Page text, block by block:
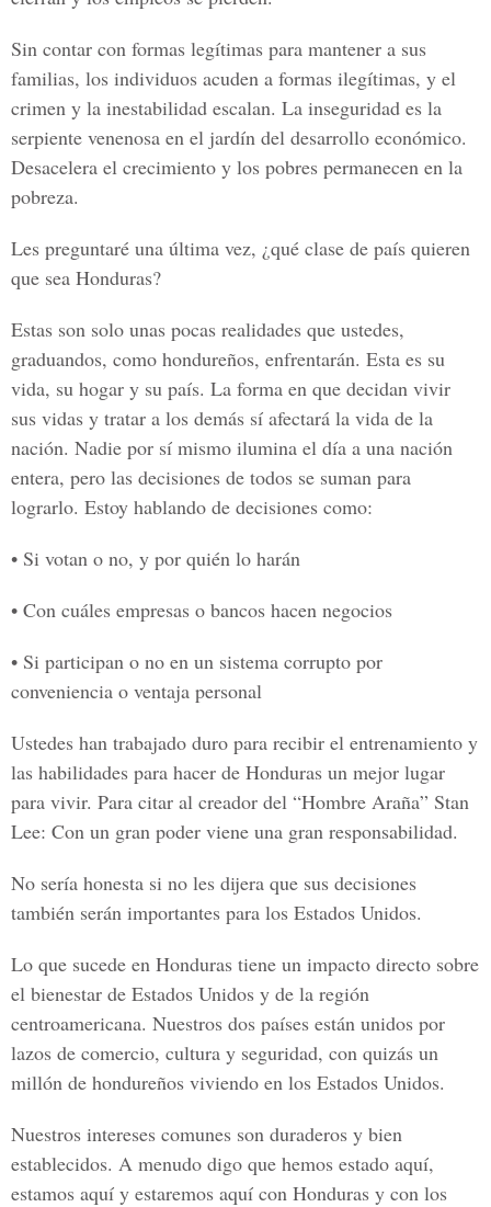
Sin contar con formas legítimas para mantener a sus
familias, los individuos acuden a formas ilegítimas, y el
crimen y la inestabilidad escalan. La inseguridad es la
serpiente venenosa en el jardín del desarrollo económico.
Desacelera el crecimiento y los pobres permanecen en la
pobreza.
Les preguntaré una última vez, ¿qué clase de país quieren
que sea Honduras?
Estas son solo unas pocas realidades que ustedes,
graduandos, como hondureños, enfrentarán. Esta es su
vida, su hogar y su país. La forma en que decidan vivir
sus vidas y tratar a los demás sí afectará la vida de la
nación. Nadie por sí mismo ilumina el día a una nación
entera, pero las decisiones de todos se suman para
lograrlo. Estoy hablando de decisiones como:
• Si votan o no, y por quién lo harán
• Con cuáles empresas o bancos hacen negocios
• Si participan o no en un sistema corrupto por
conveniencia o ventaja personal
Ustedes han trabajado duro para recibir el entrenamiento y
las habilidades para hacer de Honduras un mejor lugar
para vivir. Para citar al creador del “Hombre Araña” Stan
Lee: Con un gran poder viene una gran responsabilidad.
No sería honesta si no les dijera que sus decisiones
también serán importantes para los Estados Unidos.
Lo que sucede en Honduras tiene un impacto directo sobre
el bienestar de Estados Unidos y de la región
centroamericana. Nuestros dos países están unidos por
lazos de comercio, cultura y seguridad, con quizás un
millón de hondureños viviendo en los Estados Unidos.
Nuestros intereses comunes son duraderos y bien
establecidos. A menudo digo que hemos estado aquí,
estamos aquí y estaremos aquí con Honduras y con los